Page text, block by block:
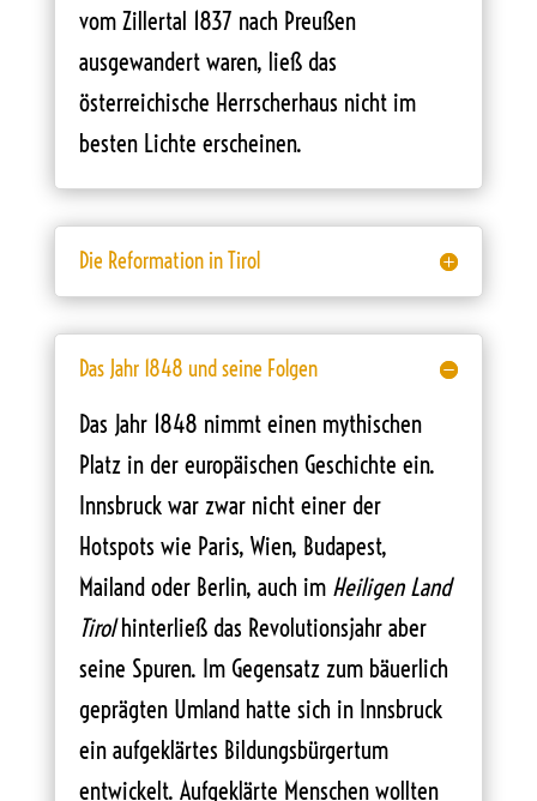
vom Zillertal 1837 nach Preußen
ausgewandert waren, ließ das
österreichische Herrscherhaus nicht im
besten Lichte erscheinen.
Die Reformation in Tirol
Das Jahr 1848 und seine Folgen
Das Jahr 1848 nimmt einen mythischen
Platz in der europäischen Geschichte ein.
Innsbruck war zwar nicht einer der
Hotspots wie Paris, Wien, Budapest,
Mailand oder Berlin, auch im Heiligen Land
Tirolhinterließ das Revolutionsjahr aber
seine Spuren. Im Gegensatz zum bäuerlich
geprägten Umland hatte sich in Innsbruck
ein aufgeklärtes Bildungsbürgertum
entwickelt. Aufgeklärte Menschen wollten